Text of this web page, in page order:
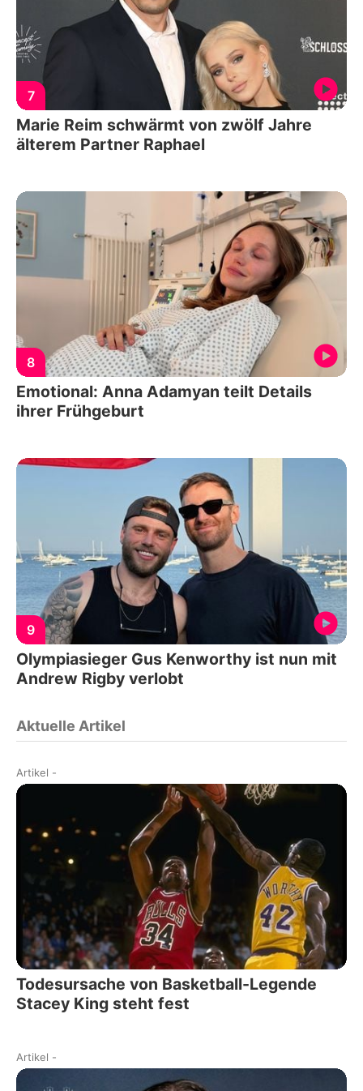
7
Marie Reim schwärmt von zwölf Jahre
älterem Partner Raphael
8
Emotional: Anna Adamyan teilt Details
ihrer Frühgeburt
9
Olympiasieger Gus Kenworthy ist nun mit
Andrew Rigby verlobt
Aktuelle Artikel
Artikel -
Todesursache von Basketball-Legende
Stacey King steht fest
Artikel -